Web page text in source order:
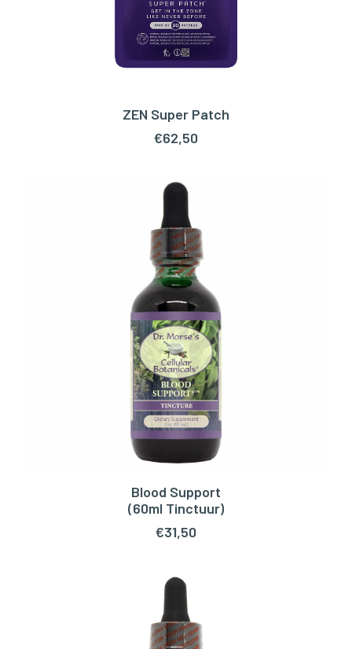
TOEVOEGEN AAN WINKELWAGEN
ZEN Super Patch
€62,50
TOEVOEGEN AAN WINKELWAGEN
Blood Support
(60ml Tinctuur)
€31,50